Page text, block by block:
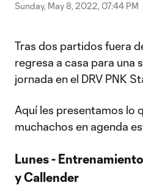
Sunday, May 8, 2022, 07:44 PM
Tras dos partidos fuera
regresa a casa para una
jornada en el DRV PNK
Aquí les presentamos lo
muchachos en agenda
Lunes -
y Callender